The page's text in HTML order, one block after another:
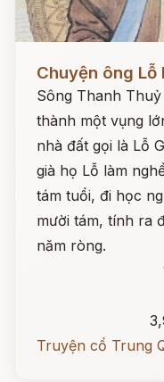
Chuyện ông Lỗ
Sông Thanh
thành một vụng
nhà đất gọi là Lỗ
già họ Lỗ làm
tám tuổi, đi học
mười tám, tính ra
năm ròng.
Truyện cổ Trung